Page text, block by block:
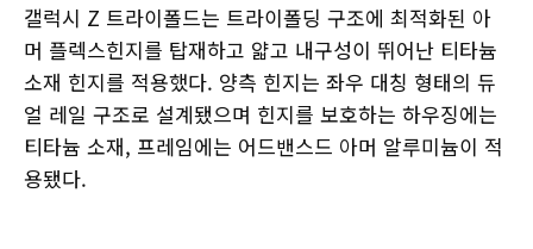
갤럭시 Z 트라이폴드는 트라이폴딩 구조에 최적화된 아
머 플렉스힌지를 탑재하고 얇고 내구성이 뛰어난 티타늄
소재 힌지를 적용했다. 양측 힌지는 좌우 대칭 형태의 듀
얼 레일 구조로 설계됐으며 힌지를 보호하는 하우징에는
티타늄 소재, 프레임에는 어드밴스드 아머 알루미늄이 적
용됐다.